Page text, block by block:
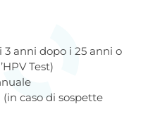
3 anni dopo i 25 anni o
Test)
caso di sospette